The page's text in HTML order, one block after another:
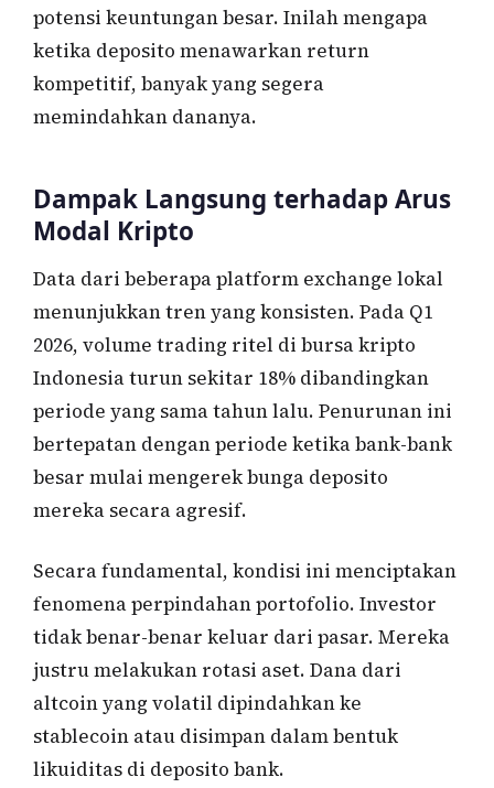
potensi keuntungan besar. Inilah mengapa
ketika deposito menawarkan return
kompetitif, banyak yang segera
memindahkan dananya.
Dampak Langsung terhadap Arus
Modal Kripto
Data dari beberapa platform exchange lokal
menunjukkan tren yang konsisten. Pada Q1
2026, volume trading ritel di bursa kripto
Indonesia turun sekitar 18% dibandingkan
periode yang sama tahun lalu. Penurunan ini
bertepatan dengan periode ketika bank-bank
besar mulai mengerek bunga deposito
mereka secara agresif.
Secara fundamental, kondisi ini menciptakan
fenomena perpindahan portofolio. Investor
tidak benar-benar keluar dari pasar. Mereka
justru melakukan rotasi aset. Dana dari
altcoin yang volatil dipindahkan ke
stablecoin atau disimpan dalam bentuk
likuiditas di deposito bank.